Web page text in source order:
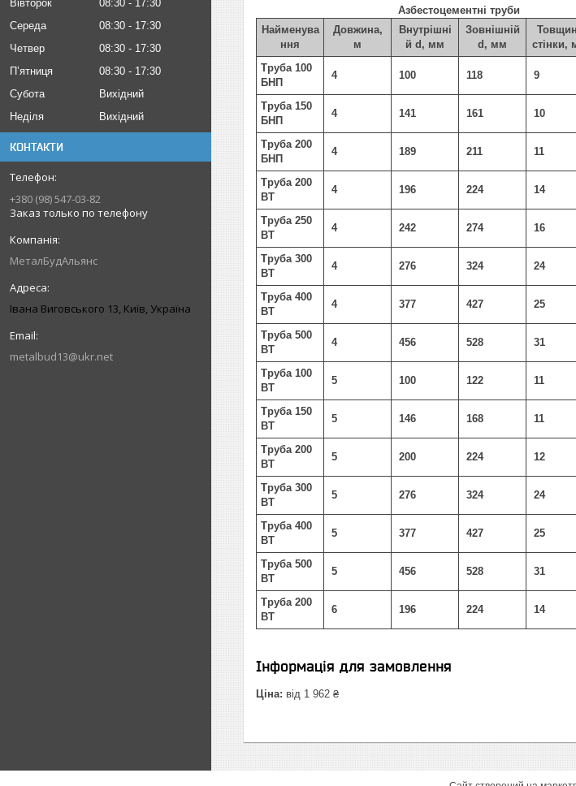
Вівторок
08:30
17:30
Середа
08:30
17:30
Четвер
08:30
17:30
Пʼятниця
08:30
17:30
Субота
Вихідний
Неділя
Вихідний
КОНТАКТИ
+380 (98) 547-03-82
Заказ только по телефону
МеталБудАльянс
Івана Виговського 13, Київ, Україна
metalbud13@ukr.net
Азбестоцементні труби
Найменува
ння
Довжина,
м
Внутрішні
й d, мм
Зовнішній
d, мм
стінки,
Труба 100
БНП
4 100 118 9
Труба 150
БНП
4 141 161 10
Труба 200
БНП
4 189 211 11
Труба 200
ВТ
4 196 224 14
Труба 250
ВТ
4 242 274 16
Труба 300
ВТ
4 276 324 24
Труба 400
ВТ
4 377 427 25
Труба 500
ВТ
4 456 528 31
Труба 100
ВТ
5 100 122 11
Труба 150
ВТ
5 146 168 11
Труба 200
ВТ
5 200 224 12
Труба 300
ВТ
5 276 324 24
Труба 400
ВТ
5 377 427 25
Труба 500
ВТ
5 456 528 31
Труба 200
ВТ
6 196 224 14
Інформація для замовлення
Ціна: від 1 962 ₴